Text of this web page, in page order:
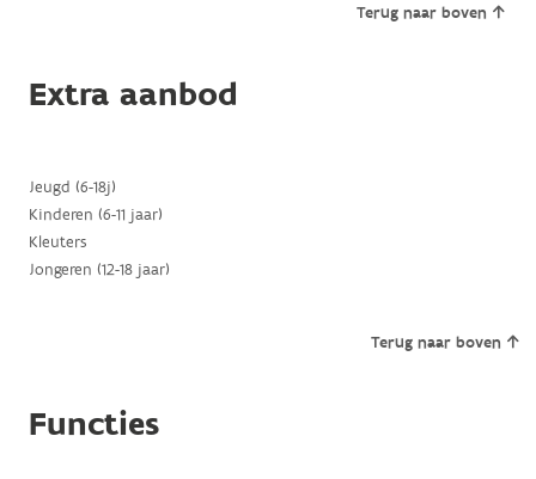
Terug naar boven
Extra aanbod
Jeugd (6-18j)
Kinderen (6-11 jaar)
Kleuters
Jongeren (12-18 jaar)
Terug naar boven
Functies